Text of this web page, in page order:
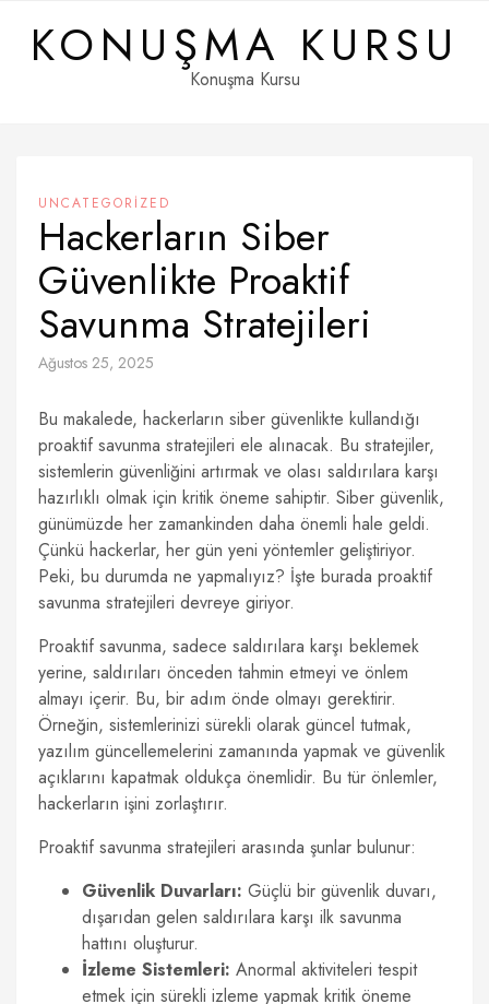
contentKONUŞMA KURSU
Konuşma Kursu
UNCATEGORIZED
Hackerların Siber
Güvenlikte Proaktif
Savunma Stratejileri
Ağustos 25, 2025
Bu makalede, hackerların siber güvenlikte kullandığı
proaktif savunma stratejileri ele alınacak. Bu stratejiler,
sistemlerin güvenliğini artırmak ve olası saldırılara karşı
hazırlıklı olmak için kritik öneme sahiptir. Siber güvenlik,
günümüzde her zamankinden daha önemli hale geldi.
Çünkü hackerlar, her gün yeni yöntemler geliştiriyor.
Peki, bu durumda ne yapmalıyız? İşte burada proaktif
savunma stratejileri devreye giriyor.
Proaktif savunma, sadece saldırılara karşı beklemek
yerine, saldırıları önceden tahmin etmeyi ve önlem
almayı içerir. Bu, bir adım önde olmayı gerektirir.
Örneğin, sistemlerinizi sürekli olarak güncel tutmak,
yazılım güncellemelerini zamanında yapmak ve güvenlik
açıklarını kapatmak oldukça önemlidir. Bu tür önlemler,
hackerların işini zorlaştırır.
Proaktif savunma stratejileri arasında şunlar bulunur:
Güvenlik Duvarları: Güçlü bir güvenlik duvarı,
dışarıdan gelen saldırılara karşı ilk savunma
hattını oluşturur.
İzleme Sistemleri: Anormal aktiviteleri tespit
etmek için sürekli izleme yapmak kritik öneme